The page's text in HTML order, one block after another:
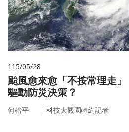
115/05/28
颱風愈來愈「不按常理走
驅動防災決策？
何楷平 ｜ 科技大觀園特約記者